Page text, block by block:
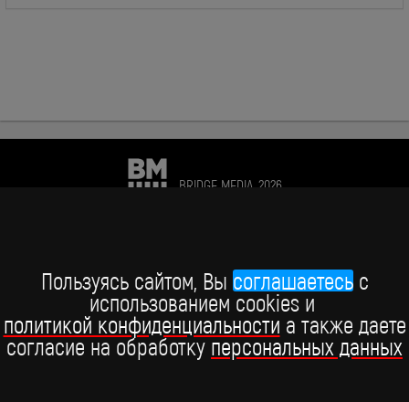
Пользуясь сайтом, Вы соглашаетесьc
использованием cookies и
политикой конфиденциальности а также даете
согласие на обработкуперсональных данных
BRIDGE MEDIA, 2026
Telegram BRIDGE MEDIA
Telegram BABY TIME
ВКонтакте